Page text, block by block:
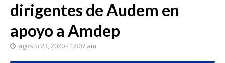
dirigentes de Audem en
apoyo a Amdep
agosto 23, 2020 - 12:07 am